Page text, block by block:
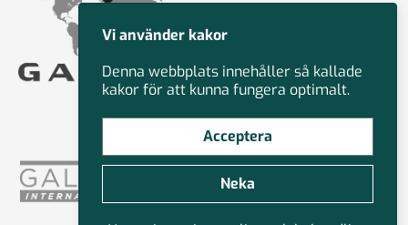
Vi använder kakor
Denna webbplats innehåller så kallade
kakor för att kunna fungera optimalt.
Acceptera
Neka